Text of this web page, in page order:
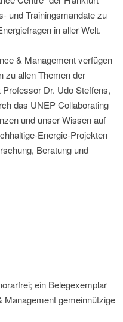
und Trainingsmandate zu
in aller Welt.
& Management verfügen
zu allen Themen der
Dr. Udo Steffens,
das UNEP Collaborating
und unser Wissen auf
Energie-Projekten
Beratung und
ein Belegexemplar
Management gemeinnützige